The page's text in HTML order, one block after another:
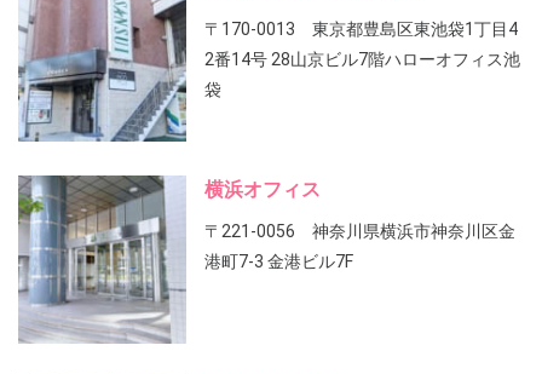
〒170-0013 東京都豊島区東池袋1丁目4
2番14号 28山京ビル7階ハローオフィス池
袋
横浜オフィス
〒221-0056 神奈川県横浜市神奈川区金
港町7-3 金港ビル7F